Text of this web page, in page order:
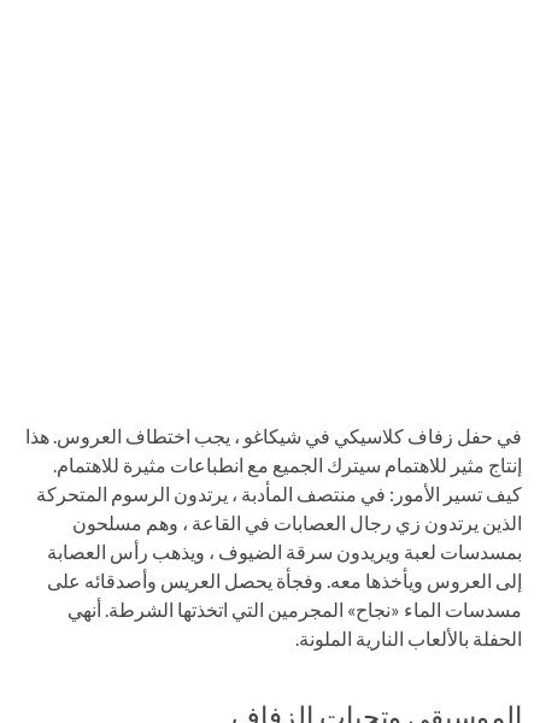
في حفل زفاف كلاسيكي في شيكاغو ، يجب اختطاف العروس. هذا
إنتاج مثير للاهتمام سيترك الجميع مع انطباعات مثيرة للاهتمام.
كيف تسير الأمور: في منتصف المأدبة ، يرتدون الرسوم المتحركة
الذين يرتدون زي رجال العصابات في القاعة ، وهم مسلحون
بمسدسات لعبة ويريدون سرقة الضيوف ، ويذهب رأس العصابة
إلى العروس ويأخذها معه. وفجأة يحصل العريس وأصدقائه على
مسدسات الماء «نجاح» المجرمين التي اتخذتها الشرطة. أنهي
الحفلة بالألعاب النارية الملونة.
الموسيقى وتحيات الزفاف